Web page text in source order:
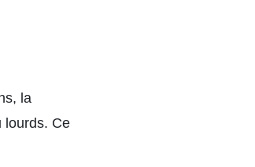
la
lourds. Ce